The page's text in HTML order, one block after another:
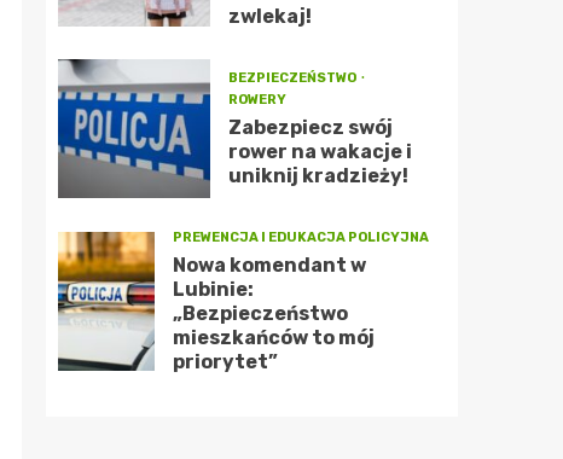
zwlekaj!
BEZPIECZEŃSTWO
ROWERY
Zabezpiecz swój
rower na wakacje i
uniknij kradzieży!
PREWENCJA I EDUKACJA POLICYJNA
Nowa komendant w
Lubinie:
„Bezpieczeństwo
mieszkańców to mój
priorytet”